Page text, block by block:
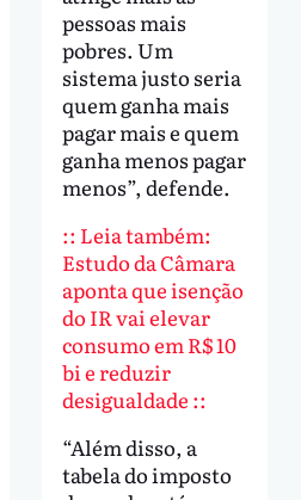
pessoas mais
pobres. Um
sistema justo seria
quem ganha mais
pagar mais e quem
ganha menos pagar
menos”, defende.
:: Leia também:
Estudo da Câmara
aponta que isenção
do IR vai elevar
consumo em R$ 10
bi e reduzir
desigualdade ::
“Além disso, a
tabela do imposto